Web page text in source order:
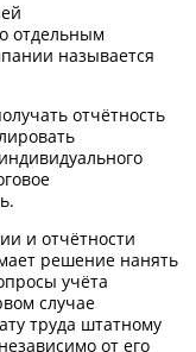
отдельным
называется
отчётность
и отчётности
решение нанять
учёта
случае
труда штатному
от его